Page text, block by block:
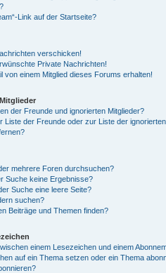
Link auf der Startseite?
verschicken!
Private Nachrichten!
von einem Mitglied dieses Forums erhalten!
der Freunde und ignorierten Mitglieder?
Liste der Freunde oder zur Liste der
mehrere Foren durchsuchen?
Suche keine Ergebnisse?
Suche eine leere Seite?
suchen?
Beiträge und Themen finden?
einem Lesezeichen und einem
auf ein Thema setzen oder ein Thema